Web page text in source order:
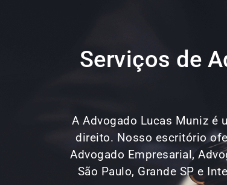
Serviços de
A Advogado Lucas Muniz é
direito. Nosso escritório
Advogado Empresarial,
São Paulo, Grande SP e